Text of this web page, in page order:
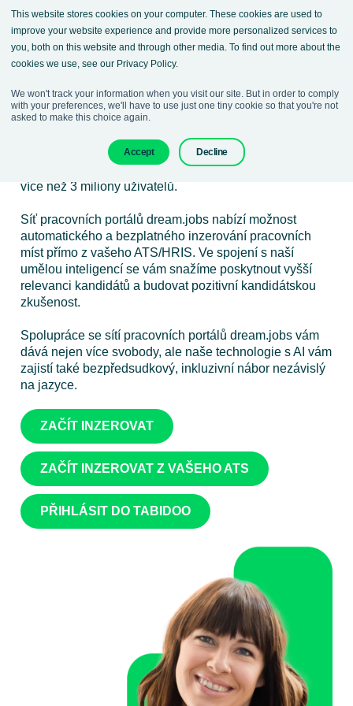
This website stores cookies on your computer. These cookies are used to
improve your website experience and provide more personalized services to
you, both on this website and through other media. To find out more about the
cookies we use, see our Privacy Policy.
We won't track your information when you visit our site. But in order to comply
with your preferences, we'll have to use just one tiny cookie so that you're not
asked to make this choice again.
Accept Decline
Inzerujte v Síti pracovních
portálů
Inzerujte zdarma a bez omezení v Síti pracovních
portálů dream.jobs v Česku a na Slovensku s dosahem
více než 3 miliony uživatelů.
Síť pracovních portálů dream.jobs nabízí možnost
automatického a bezplatného inzerování pracovních
míst přímo z vašeho ATS/HRIS. Ve spojení s naší
umělou inteligencí se vám snažíme poskytnout vyšší
relevanci kandidátů a budovat pozitivní kandidátskou
zkušenost.
Spolupráce se sítí pracovních portálů dream.jobs vám
dává nejen více svobody, ale naše technologie s AI vám
zajistí také bezpředsudkový, inkluzivní nábor nezávislý
na jazyce.
ZAČÍT INZEROVAT
ZAČÍT INZEROVAT Z VAŠEHO ATS
PŘIHLÁSIT DO TABIDOO